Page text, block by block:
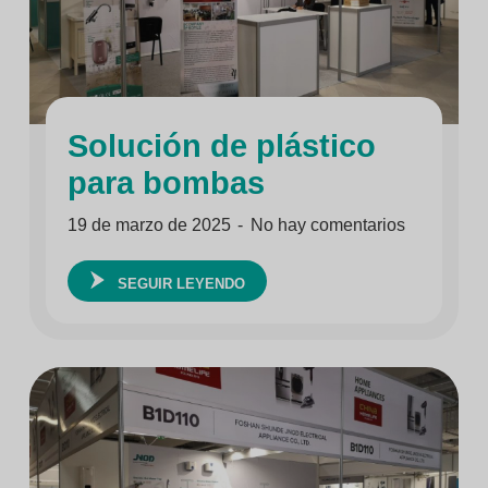
Solución de plástico
para bombas
19 de marzo de 2025 No hay comentarios
SEGUIR LEYENDO